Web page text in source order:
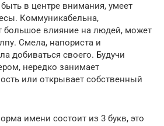
в центре внимания, умеет
Коммуникабельна,
большое влияние на людей, может
Смела, напориста и
добиваться своего. Будучи
нередко занимает
или открывает собственный
имени состоит из 3 букв, это